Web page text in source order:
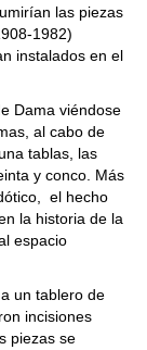
las piezas
1982)
instalados en el
Dama viéndose
al cabo de
tablas, las
y conco. Más
el hecho
la historia de la
espacio
un tablero de
incisiones
piezas se